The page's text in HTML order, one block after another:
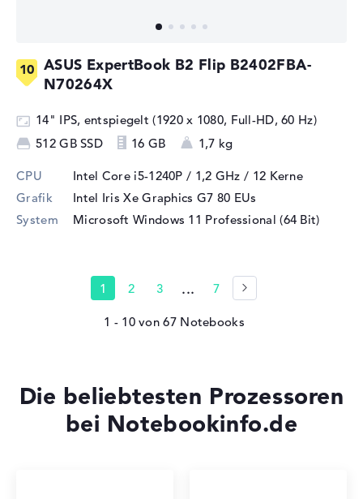
ASUS ExpertBook B2 Flip B2402FBA-
N70264X
14" IPS, entspiegelt (1920 x 1080, Full-HD, 60 Hz)
512 GB SSD
16 GB 1,7 kg
CPU Intel Core i5-1240P / 1,2 GHz / 12 Kerne
Grafik
Intel Iris Xe Graphics G7 80 EUs
System
Microsoft Windows 11 Professional (64 Bit)
1 2 3 ... 7
1 - 10von67
Die beliebtesten Prozessoren
bei Notebookinfo.de